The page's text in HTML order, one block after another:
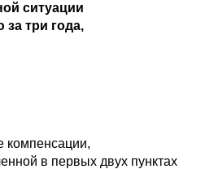
ситуации
три года,
компенсации,
в первых двух пунктах